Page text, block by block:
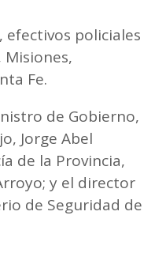
policiales
Misiones,
Fe.
de Gobierno,
Jorge Abel
de la Provincia,
y el director
de Seguridad de